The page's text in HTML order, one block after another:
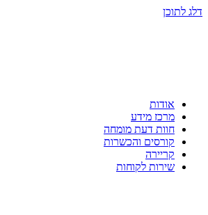
דלג לתוכן
אודות
מרכז מידע
חוות דעת מומחה
קורסים והכשרות
קריירה
שירות לקוחות